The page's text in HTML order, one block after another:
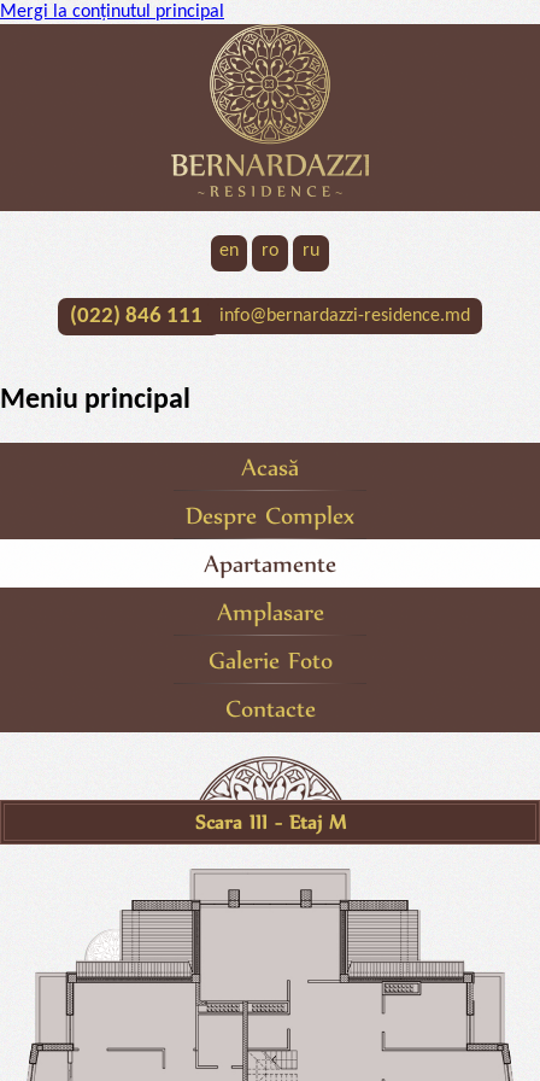
Mergi la conţinutul principal
en ro ru
(022) 846 111 info@bernardazzi-residence.md
Meniu principal
Acasă
Despre Complex
Apartamente
Amplasare
Galerie Foto
Contacte
Scara III - Etaj M
disponibil
rezervat